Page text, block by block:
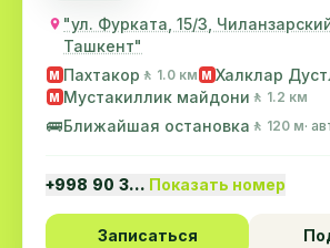
"ул. Фурката, 15/3,
Ташкент"
M Пахтакор 🚶 1.0 км M Халклар
M Мустакиллик майдони 🚶 1.2 км
🚌Ближайшая остановка 🚶 120 м·
+998 90 3… Показать номер
Записаться